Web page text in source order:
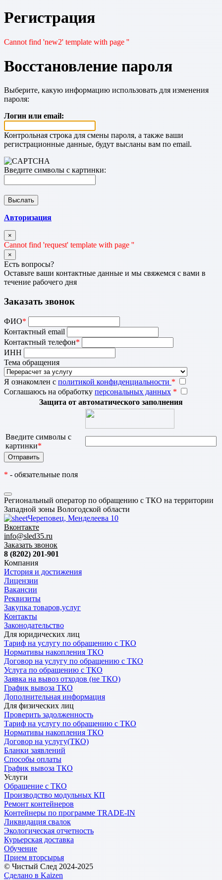
Регистрация
Cannot find 'new2' template with page ''
Восстановление пароля
Выберите, какую информацию использовать для изменения
пароля:
Логин или email:
Контрольная строка для смены пароля, а также ваши
регистрационные данные, будут высланы вам по email.
Введите символы с картинки:
Авторизация
×
Cannot find 'request' template with page ''
×
Есть вопросы?
Оставьте ваши контактные данные и мы свяжемся с вами в
течение рабочего дня
Заказать звонок
ФИО*
Контактный email
Контактный телефон*
ИНН
Тема обращения
Я ознакомлен с политикой конфиденциальности *
Соглашаюсь на обработку персональных данных *
Защита от автоматического заполнения
Введите символы с
картинки*
* - обязательные поля
Региональный оператор по обращению с ТКО на территории
Западной зоны Вологодской области
Череповец, Менделеева 10
Вконтакте
info@sled35.ru
Заказать звонок
8 (8202) 201-901
Компания
История и достижения
Лицензии
Вакансии
Реквизиты
Закупка товаров,услуг
Контакты
Законодательство
Для юридических лиц
Тариф на услугу по обращению с ТКО
Нормативы накопления ТКО
Договор на услугу по обращению с ТКО
Услуга по обращению с ТКО
Заявка на вывоз отходов (не ТКО)
График вывоза ТКО
Дополнительная информация
Для физических лиц
Проверить задолженность
Тариф на услугу по обращению с ТКО
Нормативы накопления ТКО
Договор на услугу(ТКО)
Бланки заявлений
Способы оплаты
График вывоза ТКО
Услуги
Обращение с ТКО
Производство модульных КП
Ремонт контейнеров
Контейнеры по программе TRADE-IN
Ликвидация свалок
Экологическая отчетность
Курьерская доставка
Обучение
Прием вторсырья
© Чистый След 2024-2025
Сделано в Kaizen